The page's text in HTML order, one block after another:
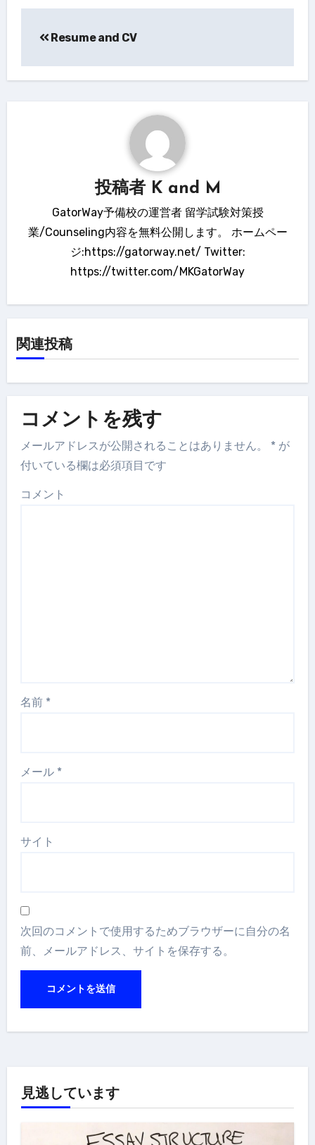
稿
ナ
Resume and CV
投稿者 K and M
GatorWay予備校の運営者 留学試験対策授
業/Counseling内容を無料公開します。 ホームペー
ジ:https://gatorway.net/ Twitter:
https://twitter.com/MKGatorWay
関連投稿
コメントを残す
メールアドレスが公開されることはありません。 * が
付いている欄は必須項目です
コメント
名前 *
メール *
サイト
次回のコメントで使用するためブラウザーに自分の名
前、メールアドレス、サイトを保存する。
見逃しています